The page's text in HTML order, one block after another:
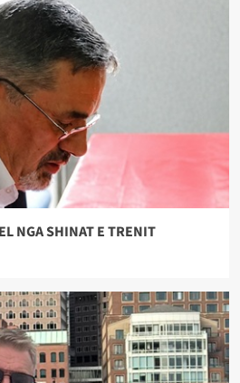
NGA SHINAT E TRENIT